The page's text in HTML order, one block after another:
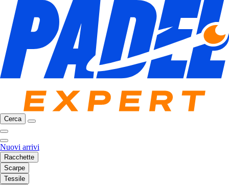
Cerca
Nuovi arrivi
Racchette
Scarpe
Tessile